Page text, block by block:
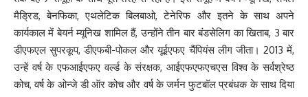
मैड्रिड, बेनफिका, एथलेटिक बिलबाओ, टेनेरिफ और इतने के साथ अपने
कार्यकाल में बेयर्न म्यूनिख शामिल हैं, उन्होंने तीन बार बंडसेलिग का खिताब, 3 बार
डीएफएल सुपरकूप, डीएफबी-पोकल और यूईएफए चैंपियंस लीग जीता। 2013 में,
उन्हें वर्ष के एफआईएफए वर्ल्ड के संरक्षक, आईएफएफएचएस विश्व के सर्वश्रेष्ठ
कोच, वर्ष के ओन्जे डी ऑर कोच और वर्ष के जर्मन फुटबॉल प्रबंधक के साथ दिया